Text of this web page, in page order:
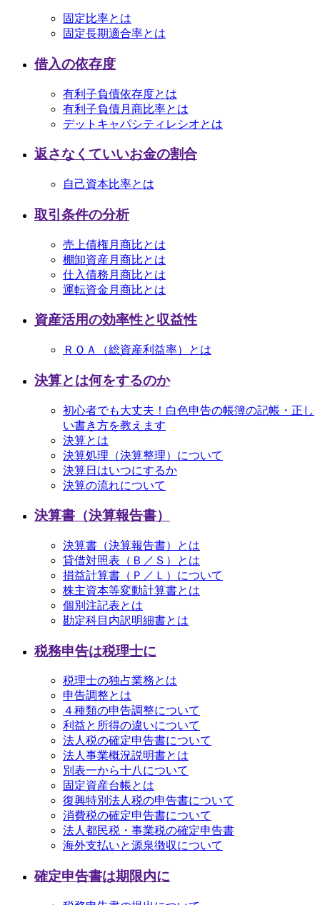
固定比率とは
固定長期適合率とは
借入の依存度
有利子負債依存度とは
有利子負債月商比率とは
デットキャパシティレシオとは
返さなくていいお金の割合
自己資本比率とは
取引条件の分析
売上債権月商比とは
棚卸資産月商比とは
仕入債務月商比とは
運転資金月商比とは
資産活用の効率性と収益性
ＲＯＡ（総資産利益率）とは
決算とは何をするのか
初心者でも大丈夫！白色申告の帳簿の記帳・正し
い書き方を教えます
決算とは
決算処理（決算整理）について
決算日はいつにするか
決算の流れについて
決算書（決算報告書）
決算書（決算報告書）とは
貸借対照表（Ｂ／Ｓ）とは
損益計算書（Ｐ／Ｌ）について
株主資本等変動計算書とは
個別注記表とは
勘定科目内訳明細書とは
税務申告は税理士に
税理士の独占業務とは
申告調整とは
４種類の申告調整について
利益と所得の違いについて
法人税の確定申告書について
法人事業概況説明書とは
別表一から十八について
固定資産台帳とは
復興特別法人税の申告書について
消費税の確定申告書について
法人都民税・事業税の確定申告書
海外支払いと源泉徴収について
確定申告書は期限内に